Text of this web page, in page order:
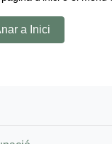
a Inici